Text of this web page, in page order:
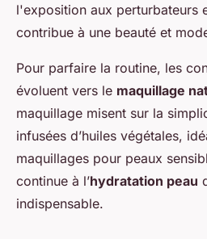
l'exposition aux perturbateurs
contribue à une beauté et
Pour parfaire la routine, les
évoluent vers le maquillage
maquillage misent sur la
infusées d’huiles végétales,
maquillages pour peaux
continue à l’hydratation peau
indispensable.